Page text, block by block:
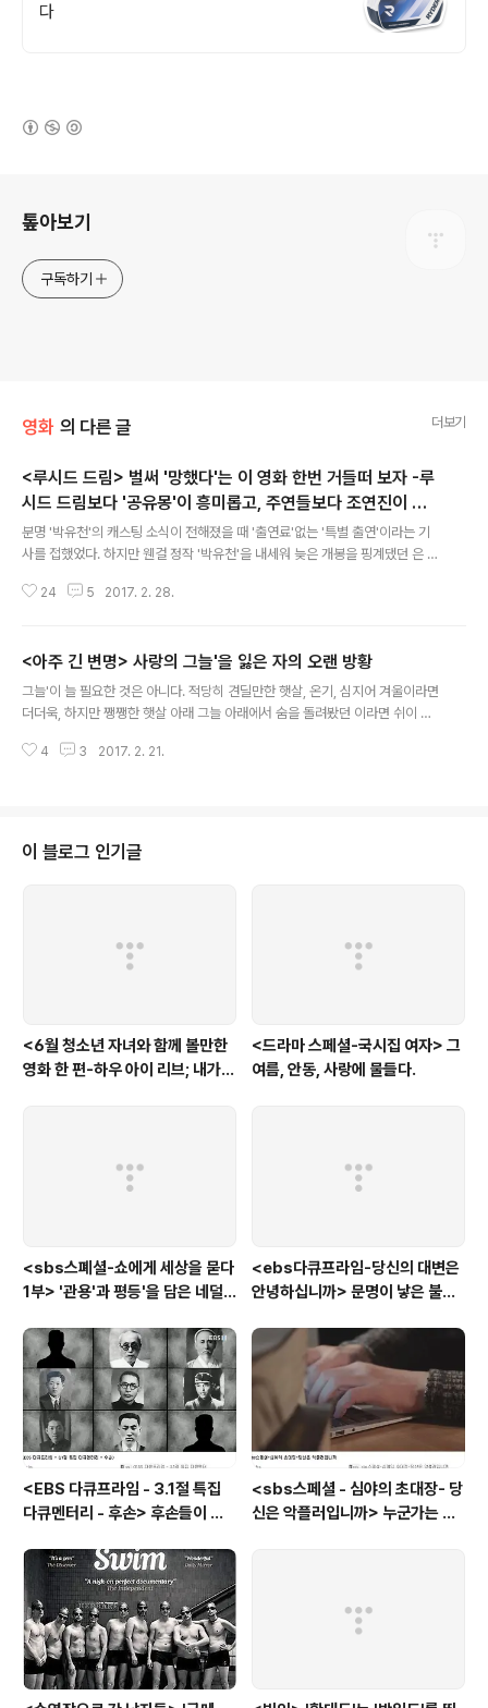
다
톺아보기
구독하기
영화 의 다른 글 더보기
<루시드 드림> 벌써 '망했다'는 이 영화 한번 거들떠 보자 -루
시드 드림보다 '공유몽'이 흥미롭고, 주연들보다 조연진이 더
재밌는, 그래서 아쉬운 이야기
분명 '박유천'의 캐스팅 소식이 전해졌을 때 '출연료'없는 '특별 출연'이라는 기
사를 접했었다. 하지만 웬걸 정작 '박유천'을 내세워 늦은 개봉을 핑계댔던 은 개
어떤 정치 경제적 인물보다 더 많은 언론이 달려갔던 박유천이기 때문이었을
었을까? 심지어 주연 배우 인터뷰 기사 제목에 조차 '박유천'이 언급되는 이 이
상한 마케팅은 막상 영화를보면 이해가 된다. 자신이 꿈을 꾸고 있음을 '인지'하
는 설정만으로 크리스토퍼 놀란 감독의 이란 비교가 되었던 , 하지만 그 '어마무
24 5 2017. 2. 28.
<아주 긴 변명> 사랑의 그늘'을 잃은 자의 오랜 방황
그늘'이 늘 필요한 것은 아니다. 적당히 견딜만한 햇살, 온기, 심지어 겨울이라면
더더욱, 하지만 쨍쨍한 햇살 아래 그늘 아래에서 숨을 돌려봤던 이라면 쉬이 그
그늘을 잃어버린 한 남자가 있다. 늘 자신이 편하게 쉴 그늘을 잃어버린 남자, 그
을 곱씹는다. 영화 은 바로 그 그늘을 잃어버린 남자의 오랜 방황이다. 대지진 이
후의 상실을 다룬 또 한 편의 영화 일본 영화계는 2011. 3.11 동일본 대지..
4 3 2017. 2. 21.
이 블로그 인기글
<6월 청소년 자녀와 함께 볼만한
영화 한 편-하우 아이 리브; 내가
<드라마 스페셜-국시집 여자> 그
여름, 안동, 사랑에 물들다.
<sbs스폐셜-쇼에게 세상을 묻다
1부> '관용'과 평등'을 담은 네덜
<ebs다큐프라임-당신의 대변은
안녕하십니까> 문명이 낳은 불치
<EBS 다큐프라임 - 3.1절 특집
다큐멘터리 - 후손> 후손들이 말
고 후손들이 짊어진 삶의 무게
<sbs스페셜 - 심야의 초대장- 당
신은 악플러입니까> 누군가는 강